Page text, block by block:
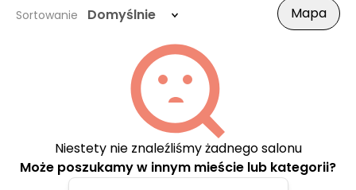
Sortowanie Domyślnie Mapa
Niestety nie znaleźliśmy żadnego salonu
Może poszukamy w innym mieście lub kategorii?